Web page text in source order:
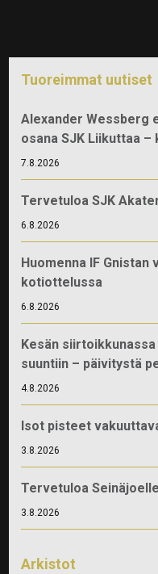
Tuoreimmat uutiset
Alexander Wessberg
osana SJK Liikuttaa –
7.8.2026
Tervetuloa SJK
6.8.2026
Huomenna IF
kotiottelussa
6.8.2026
Kesän
suuntiin – päivitystä
4.8.2026
Isot pisteet
3.8.2026
Tervetuloa
3.8.2026
Arkistot